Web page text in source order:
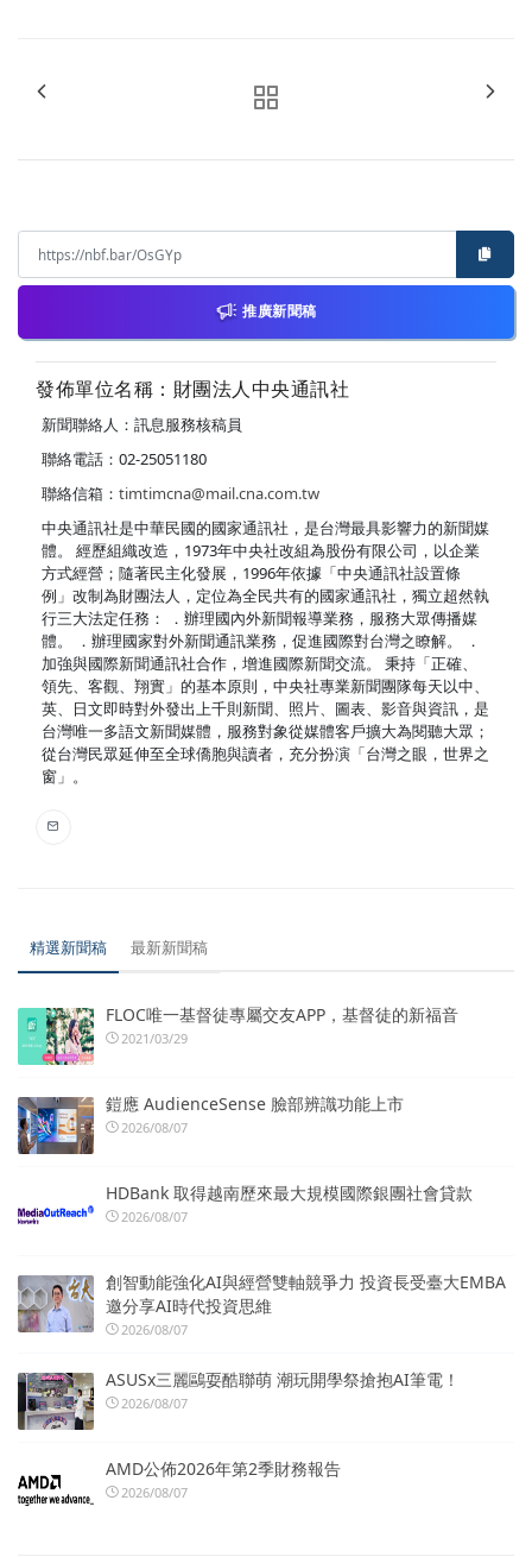
推廣新聞稿
發佈單位名稱：財團法人中央通訊社
新聞聯絡人：訊息服務核稿員
聯絡電話：02-25051180
聯絡信箱： timtimcna@mail.cna.com.tw
中央通訊社是中華民國的國家通訊社，是台灣最具影響力的新聞媒
體。 經歷組織改造，1973年中央社改組為股份有限公司，以企業
方式經營；隨著民主化發展，1996年依據「中央通訊社設置條
例」改制為財團法人，定位為全民共有的國家通訊社，獨立超然執
行三大法定任務： ．辦理國內外新聞報導業務，服務大眾傳播媒
體。 ．辦理國家對外新聞通訊業務，促進國際對台灣之瞭解。 ．
加強與國際新聞通訊社合作，增進國際新聞交流。 秉持「正確、
領先、客觀、翔實」的基本原則，中央社專業新聞團隊每天以中、
英、日文即時對外發出上千則新聞、照片、圖表、影音與資訊，是
台灣唯一多語文新聞媒體，服務對象從媒體客戶擴大為閱聽大眾；
從台灣民眾延伸至全球僑胞與讀者，充分扮演「台灣之眼，世界之
窗」。
精選新聞稿 最新新聞稿
FLOC唯一基督徒專屬交友APP，基督徒的新福音
2021/03/29
鎧應 AudienceSense 臉部辨識功能上市
2026/08/07
HDBank 取得越南歷來最大規模國際銀團社會貸款
2026/08/07
創智動能強化AI與經營雙軸競爭力 投資長受臺大EMBA
邀分享AI時代投資思維
2026/08/07
ASUSx三麗鷗耍酷聯萌 潮玩開學祭搶抱AI筆電！
2026/08/07
AMD公佈2026年第2季財務報告
2026/08/07